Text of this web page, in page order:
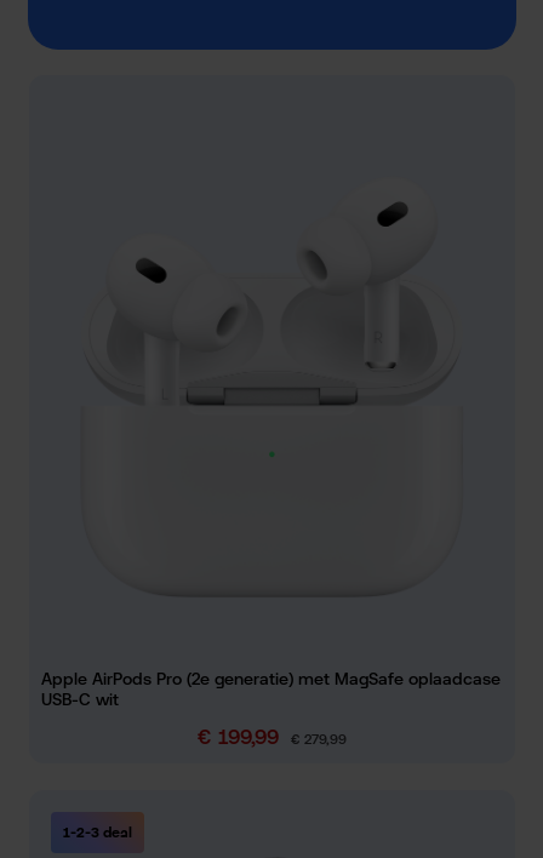
Apple AirPods Pro (2e generatie) met MagSafe oplaadcase
USB-C wit
Verkoopprijs:
€ 199,99 Normale prijs:
€ 279,99
1-2-3 deal